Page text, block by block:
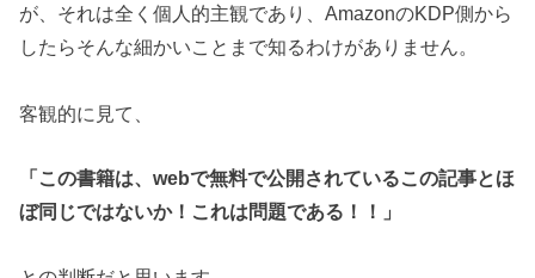
が、それは全く個人的主観であり、AmazonのKDP側から
したらそんな細かいことまで知るわけがありません。
客観的に見て、
「この書籍は、webで無料で公開されているこの記事とほ
ぼ同じではないか！これは問題である！！」